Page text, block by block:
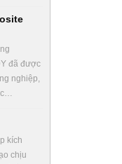
đã được
nghiệp,
kích
chịu